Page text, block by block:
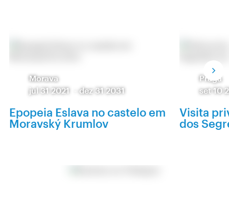
Morava
jul 31 2021
-dez 31 2031
Epopeia Eslava no castelo em
Moravský Krumlov
Praga
set 10
Visita
dos